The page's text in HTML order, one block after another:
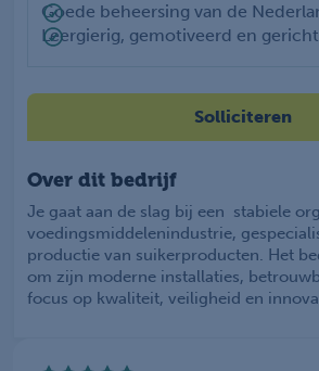
Goede beheersing van de
Leergierig, gemotiveerd en
Solliciteren
Over dit bedrijf
Je gaat aan de slag bij een stabiele
voedingsmiddelenindustrie,
productie van suikerproducten. Het
om zijn moderne installaties,
focus op kwaliteit, veiligheid en